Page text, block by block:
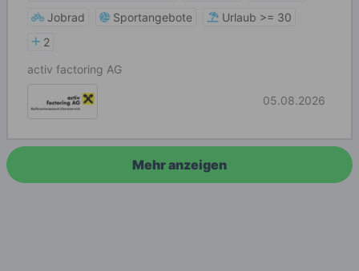
Jobrad
Sportangebote
Urlaub >= 30
2
activ factoring AG
05.08.2026
Mehr anzeigen